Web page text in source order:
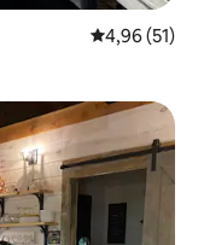
4,96 (51)